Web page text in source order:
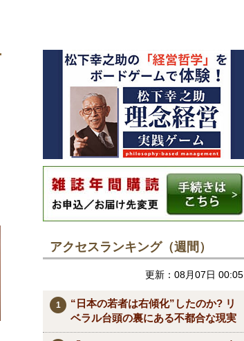
アクセスランキング（週間）
更新：08月07日 00:05
“日本の若者は右傾化”したのか? リ
ベラル台頭の裏にある不都合な現実